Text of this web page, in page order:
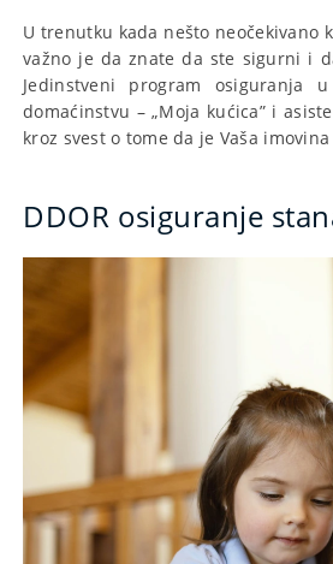
U trenutku kada nešto
važno je da znate da ste sigurni i
Jedinstveni program
domaćinstvu – „Moja kućica” i
kroz svest o tome da je Vaša
DDOR osiguranje